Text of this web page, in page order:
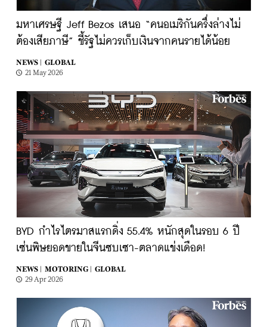
มหาเศรษฐี Jeff Bezos เสนอ “คนอเมริกันครึ่งล่างไม่
ต้องเสียภาษี” ชี้รัฐไม่ควรเก็บเงินจากคนรายได้น้อย
NEWS |
GLOBAL
21 May 2026
BYD กำไรไตรมาสแรกดิ่ง 55.4% หนักสุดในรอบ 6 ปี
เซ่นพิษยอดขายในจีนซบเซา-ตลาดแข่งเดือด!
NEWS | MOTORING |
GLOBAL
29 Apr 2026